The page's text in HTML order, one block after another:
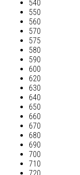
540
550
560
570
575
580
590
600
620
630
640
650
660
670
680
690
700
710